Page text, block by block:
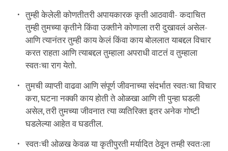
तुम्ही केलेली कोणतीतरी अपायकारक कृती आठवावी- कदाचित
तुम्ही तुमच्या कृतीने किंवा उक्तीने कोणाला तरी दुखावलं असेल-
आणि त्यानंतर तुम्ही काय केलं किंवा काय बोललात याबद्दल विचार
करत राहता आणि त्याबद्दल तुम्हाला अपराधी वाटतं व तुम्हाला
स्वतःचा राग येतो.
तुमची व्याप्ती वाढवा आणि संपूर्ण जीवनाच्या संदर्भात स्वतःचा विचार
करा, घटना नक्की काय होती ते ओळखा आणि ती पुन्हा घडली
असेल, तरी तुमच्या जीवनात त्या व्यतिरिक्त इतर अनेक गोष्टी
घडलेल्या आहेत व घडतील.
स्वतःची ओळख केवळ या कृतीपुरती मर्यादित ठेवून तम्ही स्वतःला